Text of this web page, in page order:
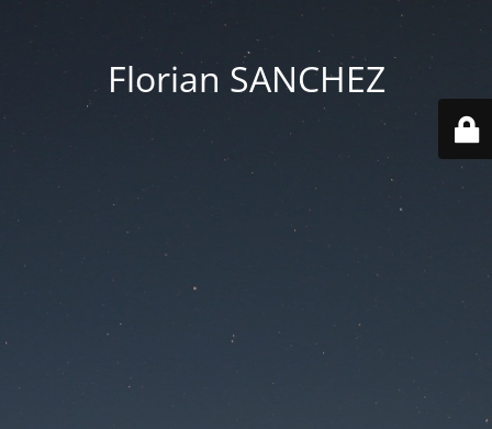
Florian SANCHEZ